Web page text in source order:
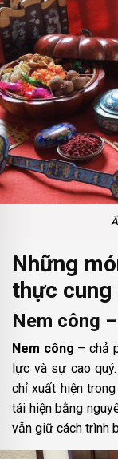
Những
thực cung
Nem công
Nem công – chả
lực và sự cao
chỉ xuất hiện
tái hiện bằng
vẫn giữ cách trình